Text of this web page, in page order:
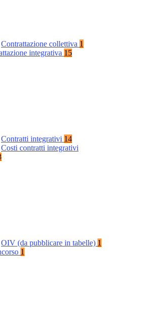
Contrattazione collettiva 1
integrativa 15
Contratti integrativi 14
Costi contratti integrativi
OIV (da pubblicare in tabelle) 1
1